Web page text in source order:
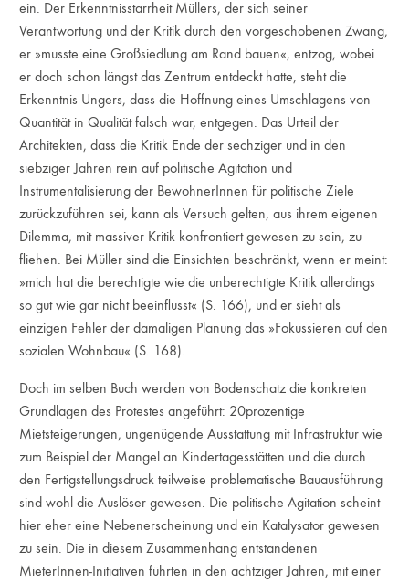
ein. Der Erkenntnisstarrheit Müllers, der sich seiner
Verantwortung und der Kritik durch den vorgeschobenen Zwang,
er »musste eine Großsiedlung am Rand bauen«, entzog, wobei
er doch schon längst das Zentrum entdeckt hatte, steht die
Erkenntnis Ungers, dass die Hoffnung eines Umschlagens von
Quantität in Qualität falsch war, entgegen. Das Urteil der
Architekten, dass die Kritik Ende der sechziger und in den
siebziger Jahren rein auf politische Agitation und
Instrumentalisierung der BewohnerInnen für politische Ziele
zurückzuführen sei, kann als Versuch gelten, aus ihrem eigenen
Dilemma, mit massiver Kritik konfrontiert gewesen zu sein, zu
fliehen. Bei Müller sind die Einsichten beschränkt, wenn er meint:
»mich hat die berechtigte wie die unberechtigte Kritik allerdings
so gut wie gar nicht beeinflusst« (S. 166), und er sieht als
einzigen Fehler der damaligen Planung das »Fokussieren auf den
sozialen Wohnbau« (S. 168).
Doch im selben Buch werden von Bodenschatz die konkreten
Grundlagen des Protestes angeführt: 20prozentige
Mietsteigerungen, ungenügende Ausstattung mit Infrastruktur wie
zum Beispiel der Mangel an Kindertagesstätten und die durch
den Fertigstellungsdruck teilweise problematische Bauausführung
sind wohl die Auslöser gewesen. Die politische Agitation scheint
hier eher eine Nebenerscheinung und ein Katalysator gewesen
zu sein. Die in diesem Zusammenhang entstandenen
MieterInnen-Initiativen führten in den achtziger Jahren, mit einer